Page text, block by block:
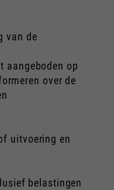
van de
aangeboden op
over de
uitvoering en
belastingen